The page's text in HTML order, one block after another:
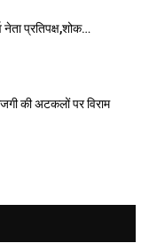
प्रतिपक्ष,शोक…
की अटकलों पर विराम